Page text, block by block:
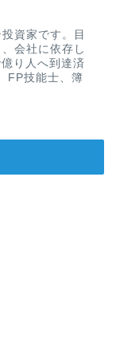
資家です。目
会社に依存し
り人へ到達済
FP技能士、簿